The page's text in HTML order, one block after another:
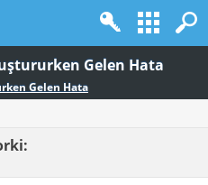
Gelen Hata
Gelen Hata